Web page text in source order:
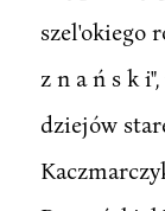
szel'okiego
z n a ń s k
dziejów